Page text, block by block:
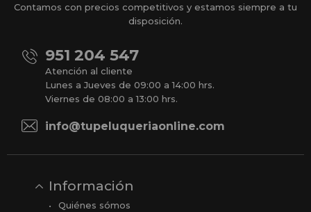
Contamos con precios competitivos y estamos siempre a tu
disposición.
951 204 547
Atención al cliente
Lunes a Jueves de 09:00 a 14:00 hrs.
Viernes de 08:00 a 13:00 hrs.
info@tupeluqueriaonline.com
Información
Quiénes sómos